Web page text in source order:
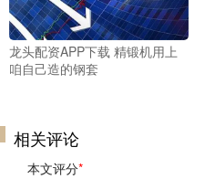
龙头配资APP下载 精锻机用上
咱自己造的钢套
相关评论
本文评分*